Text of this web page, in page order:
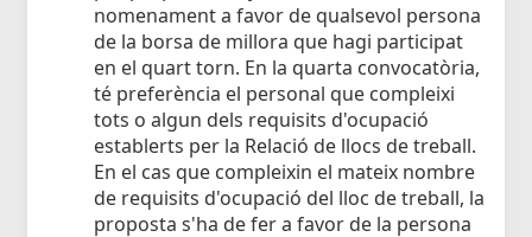
nomenament a favor de qualsevol persona
de la borsa de millora que hagi participat
en el quart torn. En la quarta convocatòria,
té preferència el personal que compleixi
tots o algun dels requisits d'ocupació
establerts per la Relació de llocs de treball.
En el cas que compleixin el mateix nombre
de requisits d'ocupació del lloc de treball, la
proposta s'ha de fer a favor de la persona